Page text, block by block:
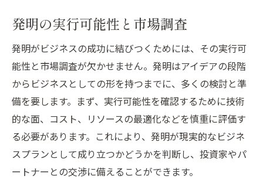
発明の実行可能性と市場調査
発明がビジネスの成功に結びつくためには、その実行可
能性と市場調査が欠かせません。発明はアイデアの段階
からビジネスとしての形を持つまでに、多くの検討と準
備を要します。まず、実行可能性を確認するために技術
的な面、コスト、リソースの最適化などを慎重に評価す
る必要があります。これにより、発明が現実的なビジネ
スプランとして成り立つかどうかを判断し、投資家やパ
ートナーとの交渉に備えることができます。